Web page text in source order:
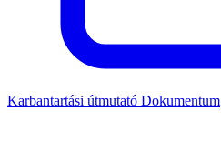
Karbantartási útmutató Dokumentum